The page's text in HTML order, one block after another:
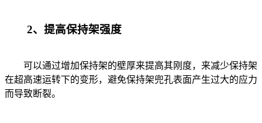
2、提高保持架强度
可以通过增加保持架的壁厚来提高其刚度，来减少保持架
在超高速运转下的变形，避免保持架兜孔表面产生过大的应力
而导致断裂。